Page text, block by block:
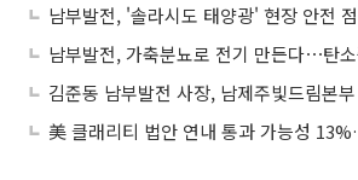
남부발전, '솔라시도 태양광' 현장 안전
남부발전, 가축분뇨로 전기 만든다⋯탄소